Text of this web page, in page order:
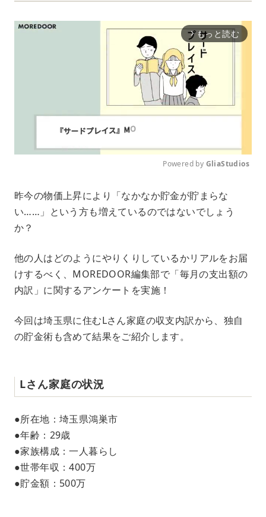
arrow_forward_ios もっと読む
u
Powered by GliaStudios
昨今の物価上昇により「なかなか貯金が貯まらな
い……」という方も増えているのではないでしょう
か？
他の人はどのようにやりくりしているかリアルをお届
けするべく、MOREDOOR編集部で「毎月の支出額の
内訳」に関するアンケートを実施！
今回は埼玉県に住むLさん家庭の収支内訳から、独自
の貯金術も含めて結果をご紹介します。
Lさん家庭の状況
●所在地：埼玉県鴻巣市
●年齢：29歳
●家族構成：一人暮らし
●世帯年収：400万
●貯金額：500万